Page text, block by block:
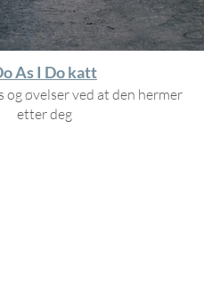
As I Do katt
og øvelserved at den hermer
etter deg